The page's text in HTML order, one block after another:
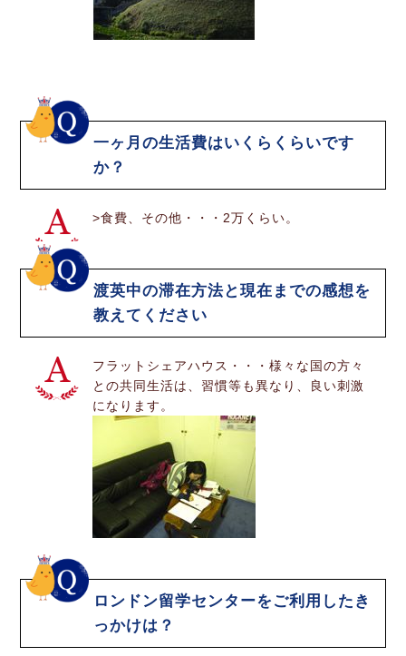
一ヶ月の生活費はいくらくらいです
か？
>食費、その他・・・2万くらい。
渡英中の滞在方法と現在までの感想を
教えてください
フラットシェアハウス・・・様々な国の方々
との共同生活は、習慣等も異なり、良い刺激
になります。
ロンドン留学センターをご利用したき
っかけは？